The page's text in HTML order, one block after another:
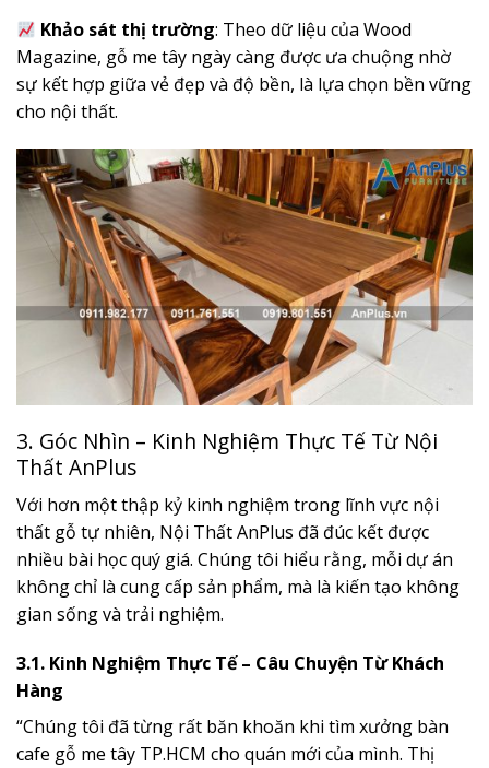
Khảo sát thị trường: Theo dữ liệu của Wood
Magazine, gỗ me tây ngày càng được ưa chuộng nhờ
sự kết hợp giữa vẻ đẹp và độ bền, là lựa chọn bền vững
cho nội thất.
3. Góc Nhìn – Kinh Nghiệm Thực Tế Từ Nội
Thất AnPlus
Với hơn một thập kỷ kinh nghiệm trong lĩnh vực nội
thất gỗ tự nhiên, Nội Thất AnPlus đã đúc kết được
nhiều bài học quý giá. Chúng tôi hiểu rằng, mỗi dự án
không chỉ là cung cấp sản phẩm, mà là kiến tạo không
gian sống và trải nghiệm.
3.1. Kinh Nghiệm Thực Tế – Câu Chuyện Từ Khách
Hàng
“Chúng tôi đã từng rất băn khoăn khi tìm xưởng bàn
cafe gỗ me tây TP.HCM cho quán mới của mình. Thị